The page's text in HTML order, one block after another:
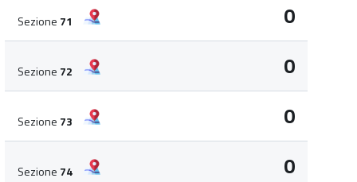
Sezione 71 0
Sezione 72 0
Sezione 73 0
Sezione 74 0